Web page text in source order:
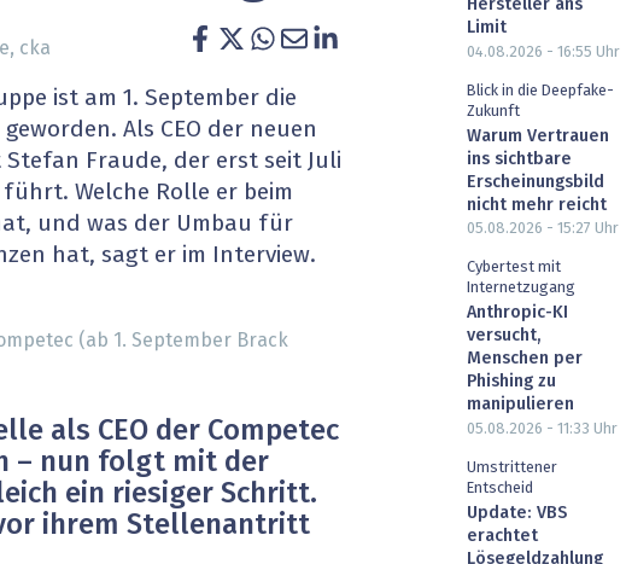
Gesundheit wird digital
Blockchain
EU-DSGVO
XaaS, Managed Services & Co.
Digital Banking
IT for Health
Artificial Intelligence
Finance 2030
Fintech & Insurtech
Professional AV & Digital Signage
cka
ist am 1. September die
Als CEO der neuen
Fraude, der erst seit Juli
Welche Rolle er beim
und was der Umbau für
hat, sagt er im Interview.
(ab 1. September Brack
als CEO der Competec
– nun folgt mit der
ein riesiger Schritt.
ihrem Stellenantritt
Hersteller ans
Limit
04.08.2026 - 16:55 Uhr
Blick in die Deepfake-
Zukunft
Warum Vertrauen
ins sichtbare
Erscheinungsbild
nicht mehr reicht
05.08.2026 - 15:27 Uhr
Cybertest mit
Internetzugang
Anthropic-KI
versucht,
Menschen per
Phishing zu
manipulieren
05.08.2026 - 11:33 Uhr
Umstrittener
Entscheid
Update: VBS
erachtet
Lösegeldzahlung